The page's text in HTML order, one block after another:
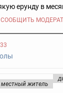
ерунду в
СООБЩИТЬ
местный житель